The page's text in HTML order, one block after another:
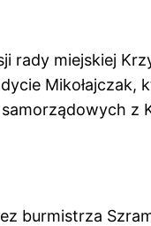
rady miejskiej
Mikołajczak,
z
burmistrza